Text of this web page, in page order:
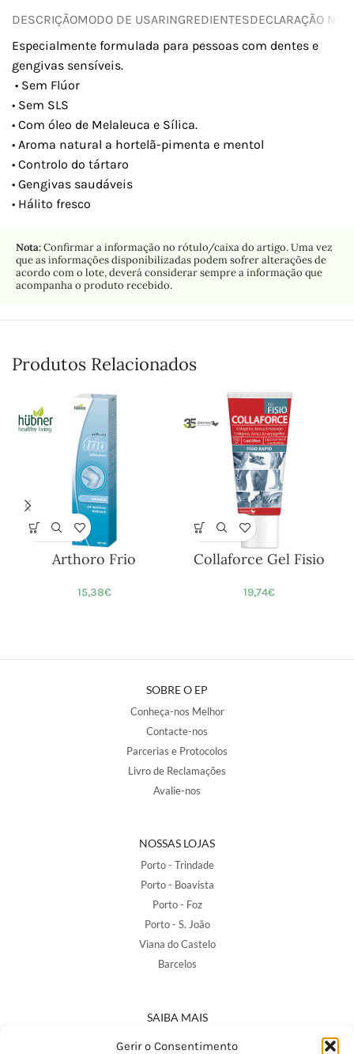
Gerir o Consentimento
DESCRIÇÃOMODO DE USARINGREDIENTESDECLARAÇÃO
Especialmente formulada para pessoas com dentes e
gengivas sensíveis.
• Sem Flúor
• Sem SLS
• Com óleo de Melaleuca e Sílica.
• Aroma natural a hortelã-pimenta e mentol
• Controlo do tártaro
• Gengivas saudáveis
• Hálito fresco
Nota:Confirmar a informação no rótulo/caixa do artigo. Uma vez
que as informações disponibilizadas podem sofrer alterações de
acordo com o lote, deverá considerar sempre a informação que
acompanha o produto recebido.
Produtos Relacionados
Arthoro Frio
15,38€
Collaforce Gel Fisio
19,74€
SOBRE O EP
Conheça-nos Melhor
Contacte-nos
Parcerias e Protocolos
Livro de Reclamações
Avalie-nos
NOSSAS LOJAS
Porto - Trindade
Porto - Boavista
Porto - Foz
Porto - S. João
Viana do Castelo
Barcelos
SAIBA MAIS
Política de Privacidade